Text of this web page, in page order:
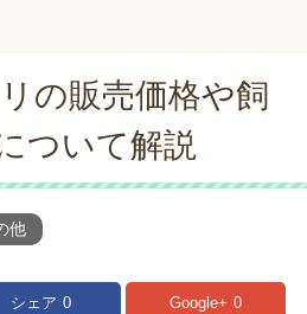
の販売価格や飼
ついて解説
他
シェア 0 Google+ 0